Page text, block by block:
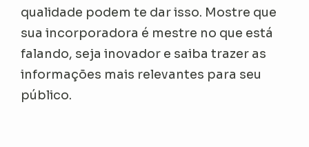
qualidade podem te dar isso. Mostre que
sua incorporadora é mestre no que está
falando, seja inovador e saiba trazer as
informações mais relevantes para seu
público.